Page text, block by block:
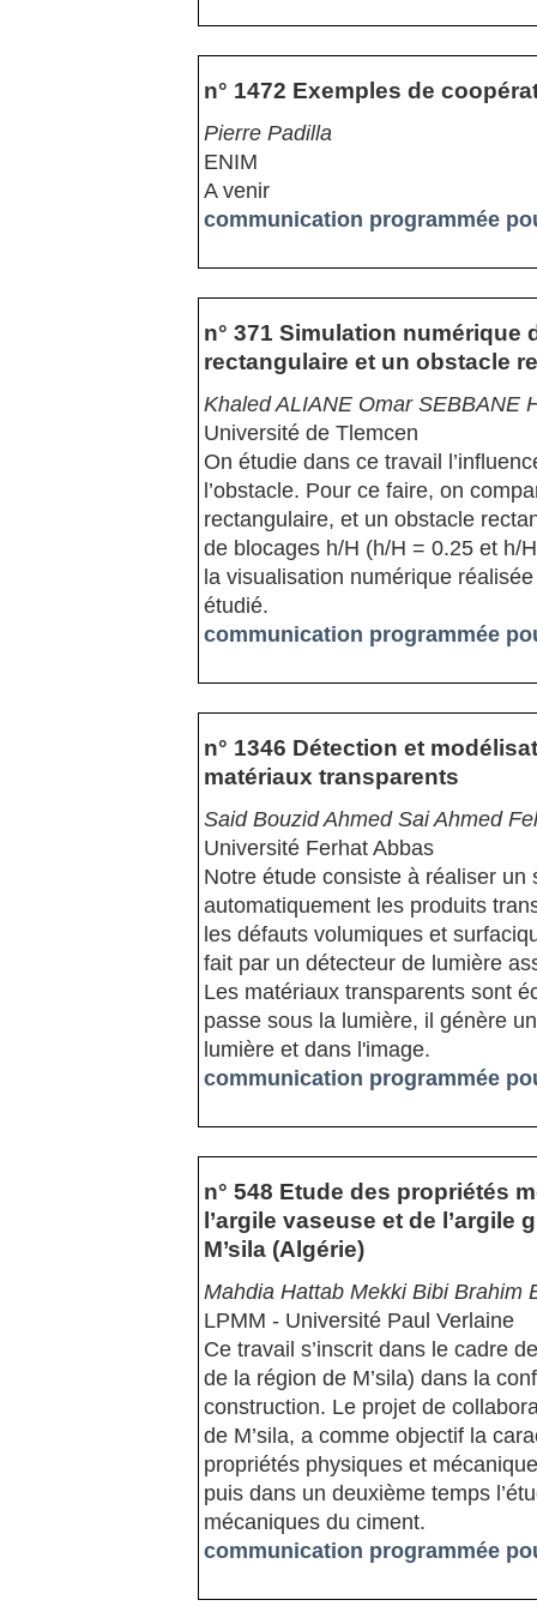
n° 1472 Exemples de
Pierre Padilla
ENIM
A venir
communication programmée
n° 371 Simulation
rectangulaire et un obstacle
Khaled ALIANE Omar SEBBANE
Université de Tlemcen
On étudie dans ce travail
l’obstacle. Pour ce faire, on
rectangulaire, et un obstacle
de blocages h/H (h/H = 0.25 et h/
la visualisation numérique
étudié.
communication programmée
n° 1346 Détection et
matériaux transparents
Said Bouzid Ahmed Sai Ahmed
Université Ferhat Abbas
Notre étude consiste à réaliser
automatiquement les produits
les défauts volumiques et
fait par un détecteur de lumière
Les matériaux transparents sont
passe sous la lumière, il génère
lumière et dans l'image.
communication programmée
n° 548 Etude des propriétés
l’argile vaseuse et de
M’sila (Algérie)
Mahdia Hattab Mekki Bibi Brahim
LPMM - Université Paul Verlaine
Ce travail s’inscrit dans le cadre
de la région de M’sila) dans la
construction. Le projet de
de M’sila, a comme objectif la
propriétés physiques et
puis dans un deuxième temps
mécaniques du ciment.
communication programmée